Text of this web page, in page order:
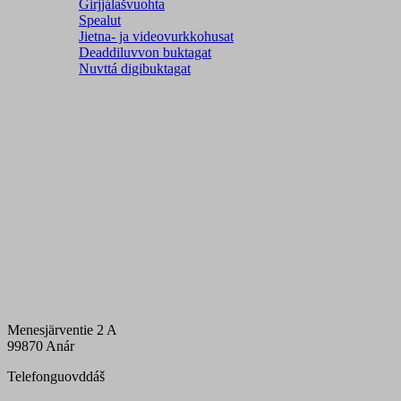
Girjjálašvuohta
Spealut
Jietna- ja videovurkkohusat
Deaddiluvvon buktagat
Nuvttá digibuktagat
Menesjärventie 2 A
99870 Anár
Telefonguovddáš